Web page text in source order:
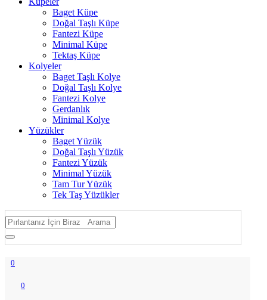
Baget Küpe
Doğal Taşlı Küpe
Fantezi Küpe
Minimal Küpe
Tektaş Küpe
Kolyeler
Baget Taşlı Kolye
Doğal Taşlı Kolye
Fantezi Kolye
Gerdanlık
Minimal Kolye
Yüzükler
Baget Yüzük
Doğal Taşlı Yüzük
Fantezi Yüzük
Minimal Yüzük
Tam Tur Yüzük
Tek Taş Yüzükler
0
0